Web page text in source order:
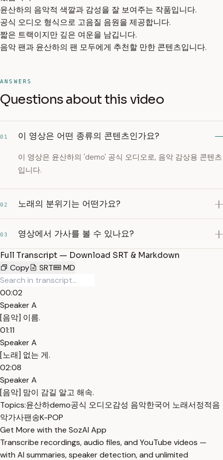
윤산하의 음악적 색깔과 감성을 잘 보여주는 작품입니다.
공식 오디오 형식으로 고음질 음원을 제공합니다.
짧은 트랙이지만 깊은 여운을 남깁니다.
음악 팬과 윤산하의 팬 모두에게 추천할 만한 콘텐츠입니다.
ANSWERS
Questions about this video
01 이 영상은 어떤 종류의 콘텐츠인가요?
이 영상은 윤산하의 'demo' 공식 오디오로, 음악 감상용 콘텐츠
입니다.
02 노래의 분위기는 어떤가요?
03 영상에서 가사를 볼 수 있나요?
Full Transcript — Download SRT & Markdown
Copy
SRT MD
00:02
Speaker A
[음악] 이름.
01:11
Speaker A
[노래] 없는 게.
02:08
Speaker A
[음악] 맘이 감길 알고 해속.
Topics:윤산하demo공식 오디오감성 음악한국어 노래서정적음
악가사팬송K-POP
Get More with the SozAI App
Transcribe recordings, audio files, and YouTube videos —
with AI summaries, speaker detection, and unlimited